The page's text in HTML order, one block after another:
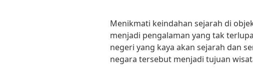
Menikmati keindahan sejarah di
menjadi pengalaman yang tak
negeri yang kaya akan sejarah dan
negara tersebut menjadi tujuan